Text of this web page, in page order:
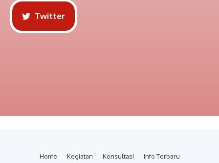
Twitter
Home Kegiatan Konsultasi Info Terbaru